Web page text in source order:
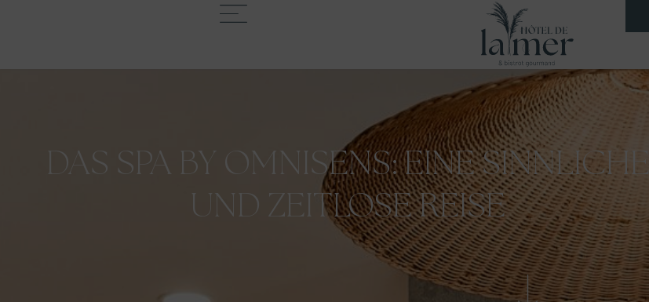
DAS SPA BY OMNISENS: EINE SINNLICHE
UND ZEITLOSE REISE